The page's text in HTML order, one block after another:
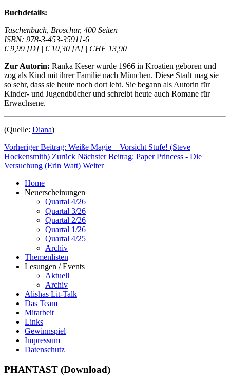
Buchdetails:
Taschenbuch, Broschur, 400 Seiten
ISBN: 978-3-453-35911-6
€ 9,99 [D] | € 10,30 [A] | CHF 13,90
Zur Autorin: Ranka Keser wurde 1966 in Kroatien geboren und
zog als Kind mit ihrer Familie nach München. Diese Stadt mag sie
so sehr, dass sie heute noch dort lebt. Sie begann als Autorin für
Kinder- und Jugendbücher und schreibt heute auch Romane für
Erwachsene.
(Quelle: Diana)
Vorheriger Beitrag: Weiße Magie – Vorsicht Stufe! (Steve
Hockensmith) Zurück Nächster Beitrag: Paper Princess - Die
Versuchung (Erin Watt) Weiter
Home
Neuerscheinungen
Quartal 4/26
Quartal 3/26
Quartal 2/26
Quartal 1/26
Quartal 4/25
Archiv
Themenlisten
Lesungen / Events
Aktuell
Archiv
Alishas Lit-Talk
Das Team
Mitarbeit
Links
Gewinnspiel
Impressum
Datenschutz
PHANTAST (Download)